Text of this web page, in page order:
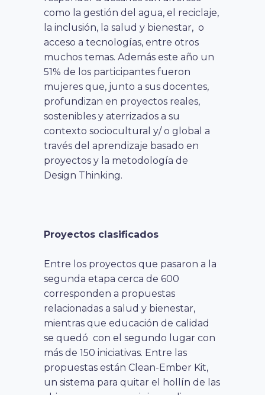
como la gestión del agua, el reciclaje,
la inclusión, la salud y bienestar, o
acceso a tecnologías, entre otros
muchos temas. Además este año un
51% de los participantes fueron
mujeres que, junto a sus docentes,
profundizan en proyectos reales,
sostenibles y aterrizados a su
contexto sociocultural y/ o global a
través del aprendizaje basado en
proyectos y la metodología de
Design Thinking.
Proyectos clasificados
Entre los proyectos que pasaron a la
segunda etapa cerca de 600
corresponden a propuestas
relacionadas a salud y bienestar,
mientras que educación de calidad
se quedó con el segundo lugar con
más de 150 iniciativas. Entre las
propuestas están Clean-Ember Kit,
un sistema para quitar el hollín de las